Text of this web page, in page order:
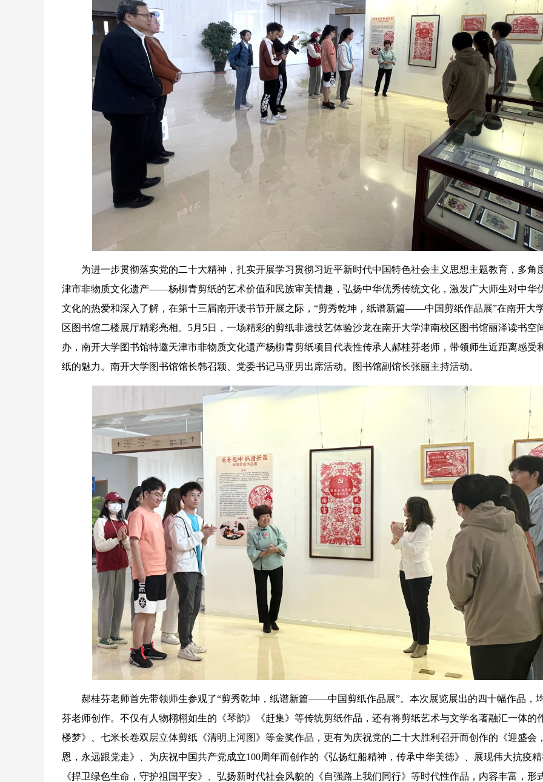
为进一步贯彻落实党的二十大精神，扎实开展学习贯彻习近平新时代中国特色社会主义思想主题教育，多角
津市非物质文化遗产——杨柳青剪纸的艺术价值和民族审美情趣，弘扬中华优秀传统文化，激发广大师生对中华
文化的热爱和深入了解，在第十三届南开读书节开展之际，“剪秀乾坤，纸谱新篇——中国剪纸作品展”在南开大
区图书馆二楼展厅精彩亮相。5月5日，一场精彩的剪纸非遗技艺体验沙龙在南开大学津南校区图书馆丽泽读书空
办，南开大学图书馆特邀天津市非物质文化遗产杨柳青剪纸项目代表性传承人郝桂芬老师，带领师生近距离感受
纸的魅力。南开大学图书馆馆长韩召颖、党委书记马亚男出席活动。图书馆副馆长张丽主持活动。
郝桂芬老师首先带领师生参观了“剪秀乾坤，纸谱新篇——中国剪纸作品展”。本次展览展出的四十幅作品，
芬老师创作。不仅有人物栩栩如生的《琴韵》《赶集》等传统剪纸作品，还有将剪纸艺术与文学名著融汇一体的
楼梦》、七米长卷双层立体剪纸《清明上河图》等金奖作品，更有为庆祝党的二十大胜利召开而创作的《迎盛会
恩，永远跟党走》、为庆祝中国共产党成立100周年而创作的《弘扬红船精神，传承中华美德》、展现伟大抗疫
《捍卫绿色生命，守护祖国平安》、弘扬新时代社会风貌的《自强路上我们同行》等时代性作品，内容丰富，形